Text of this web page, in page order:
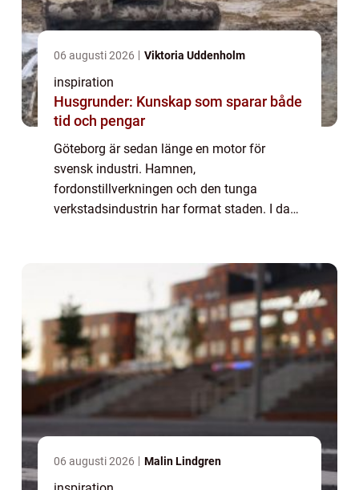
06 augusti 2026 Viktoria Uddenholm
inspiration
Husgrunder: Kunskap som sparar både
tid och pengar
Göteborg är sedan länge en motor för
svensk industri. Hamnen,
fordonstillverkningen och den tunga
verkstadsindustrin har format staden. I dag
06 augusti 2026 Malin Lindgren